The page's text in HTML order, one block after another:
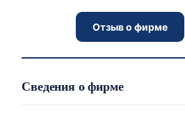
Отзыв о фирме
Сведения о фирме